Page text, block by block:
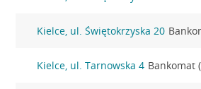
Kielce, ul. Świętokrzyska 20
Kielce, ul. Tarnowska 4 Bankomat